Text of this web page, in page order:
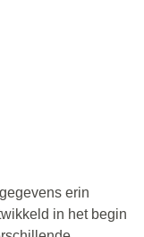
erin
in het begin